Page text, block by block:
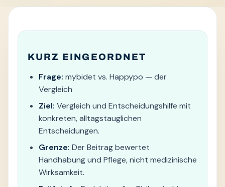
KURZ EINGEORDNET
Frage: mybidet vs. Happypo — der
Vergleich
Ziel: Vergleich und Entscheidungshilfe mit
konkreten, alltagstauglichen
Entscheidungen.
Grenze: Der Beitrag bewertet
Handhabung und Pflege, nicht medizinische
Wirksamkeit.